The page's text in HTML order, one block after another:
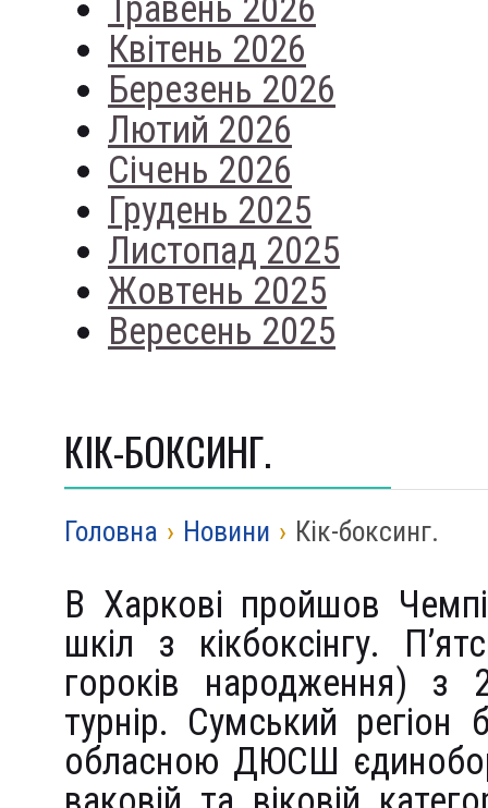
Травень 2026
Квітень 2026
Березень 2026
Лютий 2026
Січень 2026
Грудень 2025
Листопад 2025
Жовтень 2025
Вересень 2025
КІК-БОКСИНГ.
Головна › Новини › Кік-боксинг.
В Харкові пройшов
шкіл з кікбоксінгу.
гороків народження) з
турнір. Сумський регіон
обласною ДЮСШ